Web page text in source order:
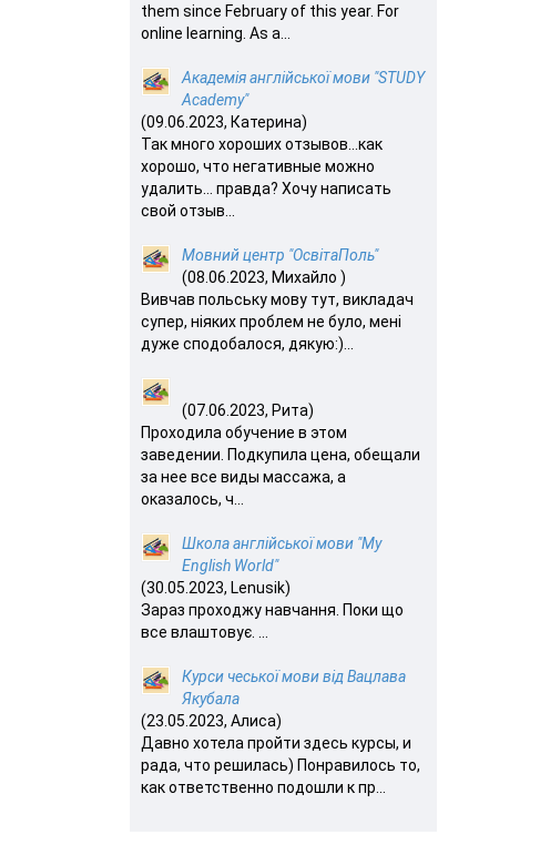
them since February of this year. For
online learning. As a...
Академія англійської мови "STUDY
Academy"
(09.06.2023, Катерина)
Так много хороших отзывов…как
хорошо, что негативные можно
удалить… правда? Хочу написать
свой отзыв...
Мовний центр "ОсвітаПоль"
(08.06.2023, Михайло )
Вивчав польську мову тут, викладач
супер, ніяких проблем не було, мені
дуже сподобалося, дякую:)...
(07.06.2023, Рита)
Проходила обучение в этом
заведении. Подкупила цена, обещали
за нее все виды массажа, а
оказалось, ч...
Школа англійської мови "My
English World"
(30.05.2023, Lenusik)
Зараз проходжу навчання. Поки що
все влаштовує. ...
Курси чеської мови від Вацлава
Якубала
(23.05.2023, Алиса)
Давно хотела пройти здесь курсы, и
рада, что решилась) Понравилось то,
как ответственно подошли к пр...